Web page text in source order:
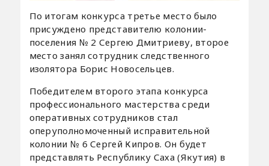
По итогам конкурса третье место было
присуждено представителю колонии-
поселения № 2 Сергею Дмитриеву, второе
место занял сотрудник следственного
изолятора Борис Новосельцев.
Победителем второго этапа конкурса
профессионального мастерства среди
оперативных сотрудников стал
оперуполномоченный исправительной
колонии № 6 Сергей Кипров. Он будет
представлять Республику Саха (Якутия) в